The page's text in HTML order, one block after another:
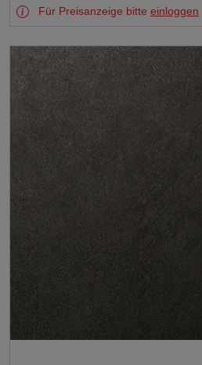
Für Preisanzeige bitte einloggen